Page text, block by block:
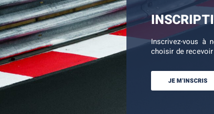
Inscrivez-vous à
choisir de
JE M’INSCRIS